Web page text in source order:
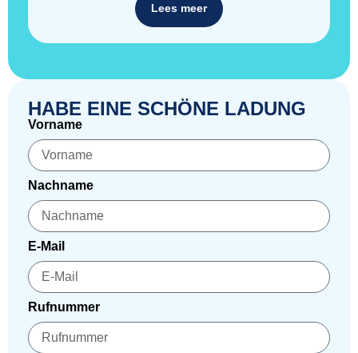
Lees meer
HABE EINE SCHÖNE LADUNG
Vorname
Nachname
E-Mail
Rufnummer